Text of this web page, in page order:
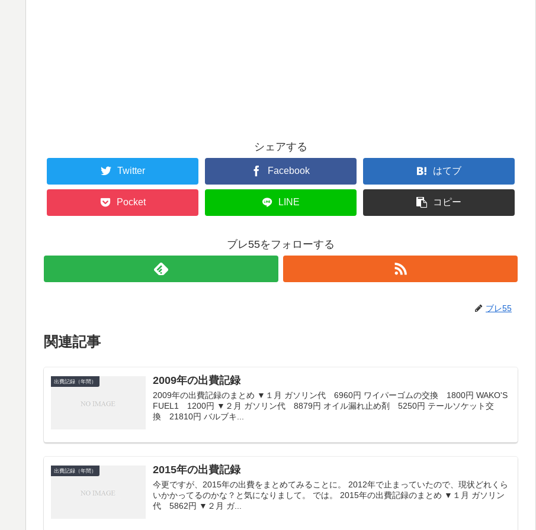
シェアする
Twitter Facebook はてブ
Pocket LINE コピー
ブレ55をフォローする
ブレ55
関連記事
出費記録（年間） 2009年の出費記録
2009年の出費記録のまとめ ▼１月 ガソリン代 6960円 ワイパーゴムの交換 1800円 WAKO'S
FUEL1 1200円 ▼２月 ガソリン代 8879円 オイル漏れ止め剤 5250円 テールソケット交
換 21810円 バルブキ...
出費記録（年間） 2015年の出費記録
今更ですが、2015年の出費をまとめてみることに。 2012年で止まっていたので、現状どれくら
いかかってるのかな？と気になりまして。 では。 2015年の出費記録のまとめ ▼１月 ガソリン
代 5862円 ▼２月 ガ...